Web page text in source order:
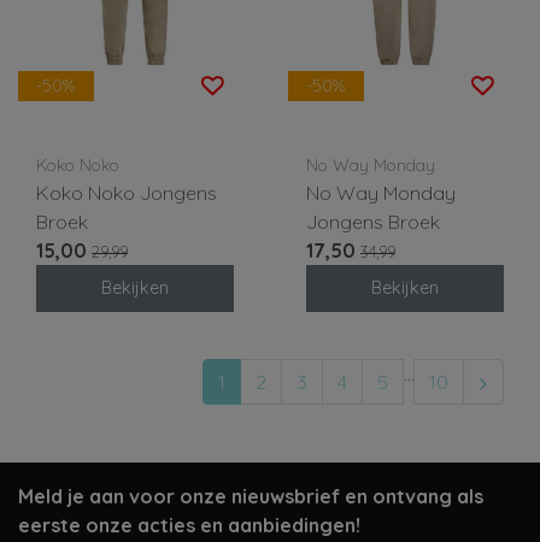
-50%
Koko Noko
Koko Noko Jongens
Broek
15,00 29,99
Bekijken
-50%
No Way Monday
No Way Monday
Jongens Broek
17,50 34,99
Bekijken
1 2 3 4 5 10
Meld je aan voor onze nieuwsbrief en ontvang als
eerste onze acties en aanbiedingen!